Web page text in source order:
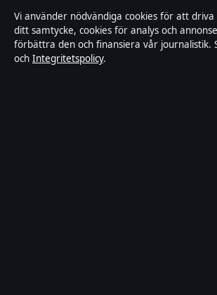
Kändisar & integritet
Integritetspolicy
Vi använder nödvändiga cookies för att
ditt samtycke, cookies för analys och
förbättra den och finansiera vår journalistik.
och Integritetspolicy.